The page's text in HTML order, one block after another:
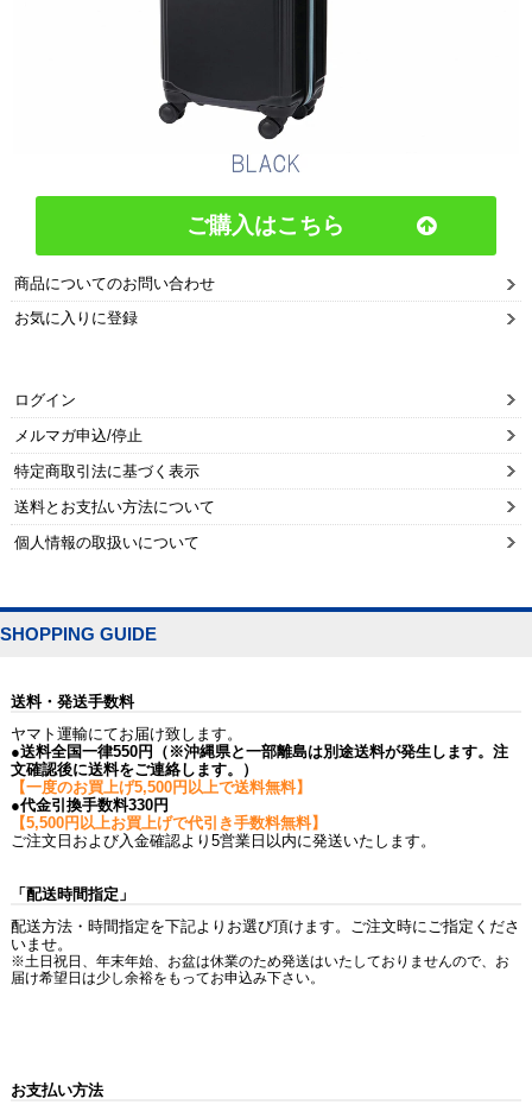
ご購入はこちら
商品についてのお問い合わせ
お気に入りに登録
ログイン
メルマガ申込/停止
特定商取引法に基づく表示
送料とお支払い方法について
個人情報の取扱いについて
SHOPPING GUIDE
送料・発送手数料
ヤマト運輸にてお届け致します。
●送料全国一律550円（※沖縄県と一部離島は別途送料が発生します。注
文確認後に送料をご連絡します。）
【一度のお買上げ5,500円以上で送料無料】
●代金引換手数料330円
【5,500円以上お買上げで代引き手数料無料】
ご注文日および入金確認より5営業日以内に発送いたします。
「配送時間指定」
配送方法・時間指定を下記よりお選び頂けます。ご注文時にご指定くださ
いませ。
※土日祝日、年末年始、お盆は休業のため発送はいたしておりませんので、お
届け希望日は少し余裕をもってお申込み下さい。
お支払い方法